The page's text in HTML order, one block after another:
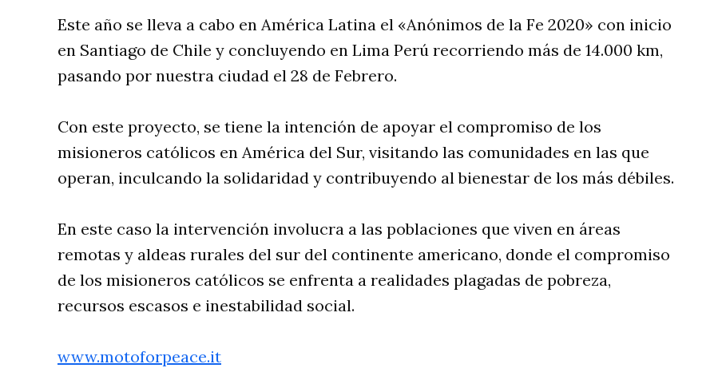
Este año se lleva a cabo en América Latina el «Anónimos de la Fe 2020» con inicio
en Santiago de Chile y concluyendo en Lima Perú recorriendo más de 14.000 km,
pasando por nuestra ciudad el 28 de Febrero.
Con este proyecto, se tiene la intención de apoyar el compromiso de los
misioneros católicos en América del Sur, visitando las comunidades en las que
operan, inculcando la solidaridad y contribuyendo al bienestar de los más débiles.
En este caso la intervención involucra a las poblaciones que viven en áreas
remotas y aldeas rurales del sur del continente americano, donde el compromiso
de los misioneros católicos se enfrenta a realidades plagadas de pobreza,
recursos escasos e inestabilidad social.
www.motoforpeace.it